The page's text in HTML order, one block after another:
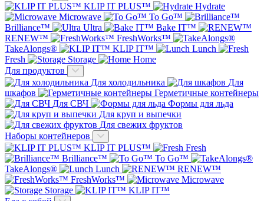
KLIP IT PLUS™
Hydrate
Microwave
To Go™
Brilliance™
Ultra
Bake IT™
RENEW™
FreshWorks™
TakeAlongs®
KLIP IT™
Lunch
Fresh
Storage
Home
Для продуктов
Для холодильника
Для
шкафов
Герметичные контейнеры
Для СВЧ
Формы для льда
Для круп и выпечки
Для свежих фруктов
Наборы контейнеров
KLIP IT PLUS™
Fresh
Brilliance™
To Go™
TakeAlongs®
Lunch
RENEW™
FreshWorks™
Microwave
Storage
KLIP IT™